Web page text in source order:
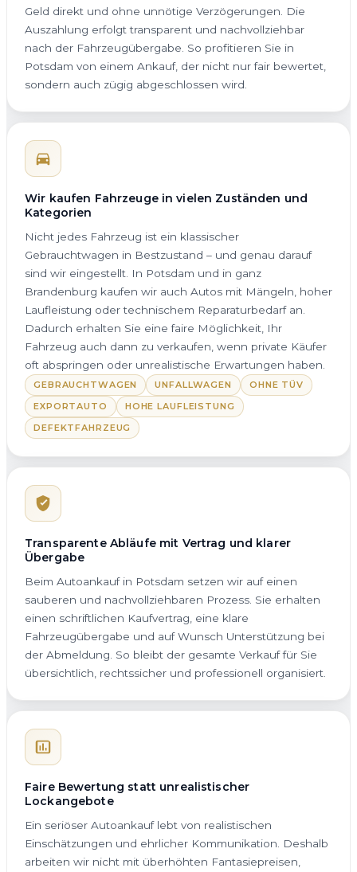
Geld direkt und ohne unnötige Verzögerungen. Die
Auszahlung erfolgt transparent und nachvollziehbar
nach der Fahrzeugübergabe. So profitieren Sie in
Potsdam von einem Ankauf, der nicht nur fair bewertet,
sondern auch zügig abgeschlossen wird.
Wir kaufen Fahrzeuge in vielen Zuständen und
Kategorien
Nicht jedes Fahrzeug ist ein klassischer
Gebrauchtwagen in Bestzustand – und genau darauf
sind wir eingestellt. In Potsdam und in ganz
Brandenburg kaufen wir auch Autos mit Mängeln, hoher
Laufleistung oder technischem Reparaturbedarf an.
Dadurch erhalten Sie eine faire Möglichkeit, Ihr
Fahrzeug auch dann zu verkaufen, wenn private Käufer
oft abspringen oder unrealistische Erwartungen haben.
GEBRAUCHTWAGEN UNFALLWAGEN
OHNE TÜV
EXPORTAUTO
HOHE LAUFLEISTUNG
DEFEKTFAHRZEUG
Transparente Abläufe mit Vertrag und klarer
Übergabe
Beim Autoankauf in Potsdam setzen wir auf einen
sauberen und nachvollziehbaren Prozess. Sie erhalten
einen schriftlichen Kaufvertrag, eine klare
Fahrzeugübergabe und auf Wunsch Unterstützung bei
der Abmeldung. So bleibt der gesamte Verkauf für Sie
übersichtlich, rechtssicher und professionell organisiert.
Faire Bewertung statt unrealistischer
Lockangebote
Ein seriöser Autoankauf lebt von realistischen
Einschätzungen und ehrlicher Kommunikation. Deshalb
arbeiten wir nicht mit überhöhten Fantasiepreisen,